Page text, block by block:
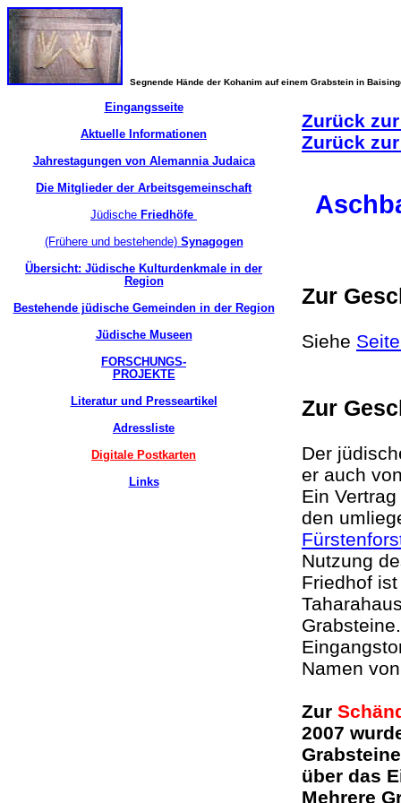
Segnende Hände der Kohanim auf einem Grabstein in
Eingangsseite
Aktuelle Informationen
Jahrestagungen von Alemannia Judaica
Die Mitglieder der Arbeitsgemeinschaft
Jüdische Friedhöfe
(Frühere und bestehende)Synagogen
Übersicht: Jüdische Kulturdenkmale in der
Region
Bestehende jüdische Gemeinden in der Region
Jüdische Museen
FORSCHUNGS-
PROJEKTE
Literatur und Presseartikel
Adressliste
Digitale Postkarten
Links
Zurück
Zurück
Zur
Siehe
Zur
Der
er auch
Ein
den
Nutzung
Friedhof
Namen
Zur
2007
über das
Mehrere